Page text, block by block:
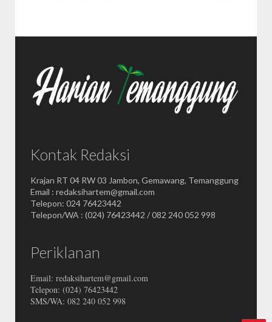
Kontak Redaksi
Krajan RT 04 RW 03 Jambon, Gemawang, Temanggung
Email : redaksihartem@gmail.com
Telepon: 024 76423442
Telepon/WA : (024) 76423442 / 082 240 052 998
Periklanan
Email: redaksihartem@gmail.com
Telepon: (024) 76423442
SMS/WA: 082 240 052 998